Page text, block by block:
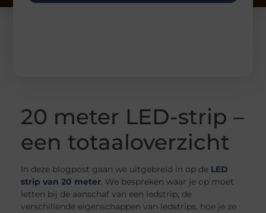
20 meter LED-strip –
een totaaloverzicht
In deze blogpost gaan we uitgebreid in op de LED
strip van 20 meter. We bespreken waar je op moet
letten bij de aanschaf van een ledstrip, de
verschillende eigenschappen van ledstrips, hoe je ze